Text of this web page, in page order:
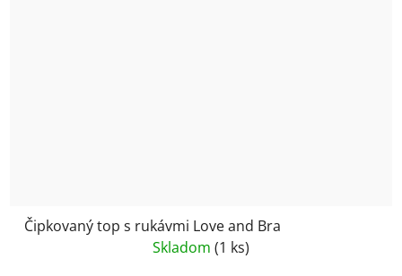
Čipkovaný top s rukávmi Love and Bra
Skladom (1 ks)